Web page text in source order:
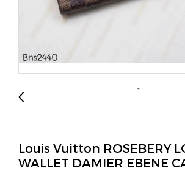
Louis Vuitton ROSEBERY
WALLET DAMIER EBENE